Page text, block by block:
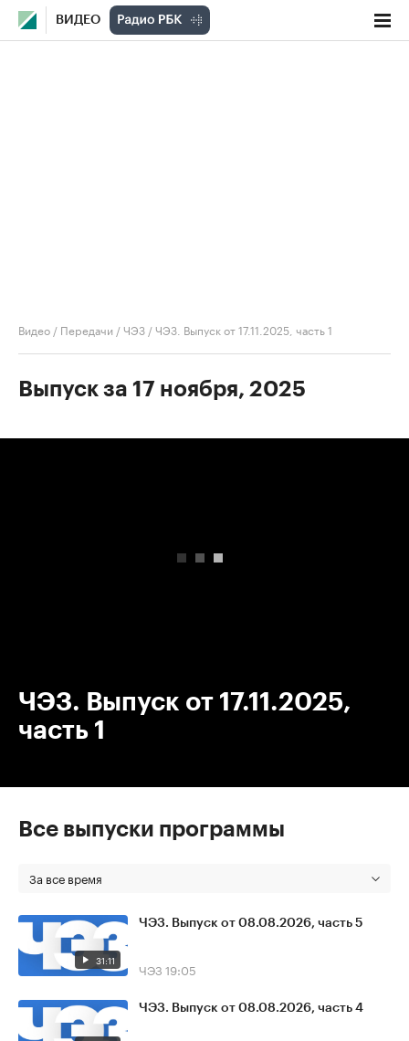
ВИДЕО
Видео / Передачи /ЧЭЗ /ЧЭЗ. Выпуск от 17.11.2025, часть 1
Выпуск за 17 ноября, 2025
ЧЭЗ. Выпуск от 17.11.2025,
часть 1
Все выпуски программы
За все время
31:11
ЧЭЗ. Выпуск от 08.08.2026, часть 5
ЧЭЗ 19:05
ЧЭЗ. Выпуск от 08.08.2026, часть 4